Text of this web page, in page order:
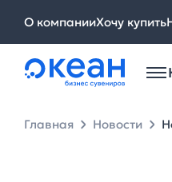
О компанииХочу купить
Главная Новости